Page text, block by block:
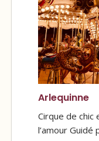
Arlequinne
Cirque de chic
l’amour